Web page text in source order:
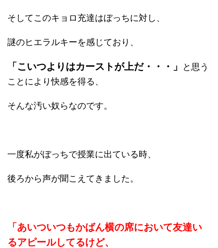
そしてこのキョロ充達はぼっちに対し、
謎のヒエラルキーを感じており、
「こいつよりはカーストが上だ・・・」
と思う
ことにより快感を得る、
そんな汚い奴らなのです。
一度私がぼっちで授業に出ている時、
後ろから声が聞こえてきました。
「あいついつもかばん横の席において友達い
るアピールしてるけど、